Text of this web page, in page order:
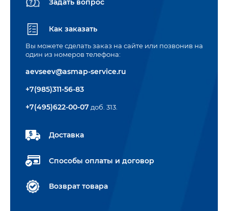
Как заказать
Вы можете сделать заказ на сайте или позвонив на
один из номеров телефона:
aevseev@asmap-service.ru
+7(985)311-56-83
+7(495)622-00-07 доб. 313.
Доставка
Способы оплаты и договор
Возврат товара